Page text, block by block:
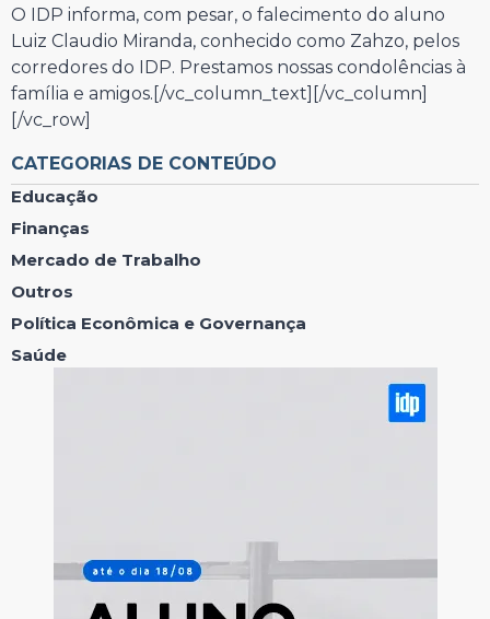
O IDP informa, com pesar, o falecimento do aluno
Luiz Claudio Miranda, conhecido como Zahzo, pelos
corredores do IDP. Prestamos nossas condolências à
família e amigos.[/vc_column_text][/vc_column]
[/vc_row]
CATEGORIAS DE CONTEÚDO
Educação
Finanças
Mercado de Trabalho
Outros
Política Econômica e Governança
Saúde